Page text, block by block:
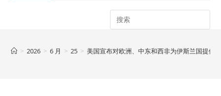
Search
> 2026 > 6 月 > 25 > 美国宣布对欧洲、中东和西非为伊斯兰国提供